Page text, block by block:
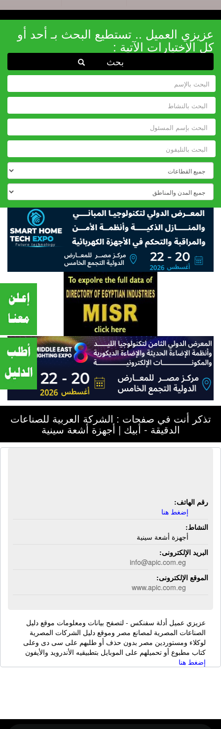
عزيزي العميل .. تستطيع البحث بـ أحد أو
كل الإختيارات الآتية :
تذكر أنت في صفحات : الشركة العربية للصناعات
الدقيقة - أبيك | أجهزة أشعة سينية
رقم الهاتف:
إضغط هنا
النشاط:
أجهزة أشعة سينية
البريد الإلكترونى:
info@apic.com.eg
الموقع الإلكترونى:
www.apic.com.eg
عزيزي عميل أدلة سفنكس - لتصفح بيانات ومعلومات موقع دليل
الصناعات المصرية لمصانع مصر وموقع دليل الشركات المصرية
لوكلاء ومستوردين مصر بدون حذف أو طلبهم على سى دى وعلى
كتاب مطبوع أو تحميلهم على الموبايل بتطبيقيه الأندرويد والأيفون
إضغط هنا